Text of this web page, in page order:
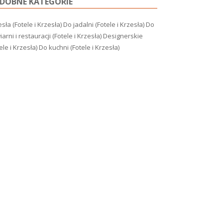
(Fotele i Krzesła) Do jadalni (Fotele i Krzesła) Do
i restauracji (Fotele i Krzesła) Designerskie
i Krzesła) Do kuchni (Fotele i Krzesła)